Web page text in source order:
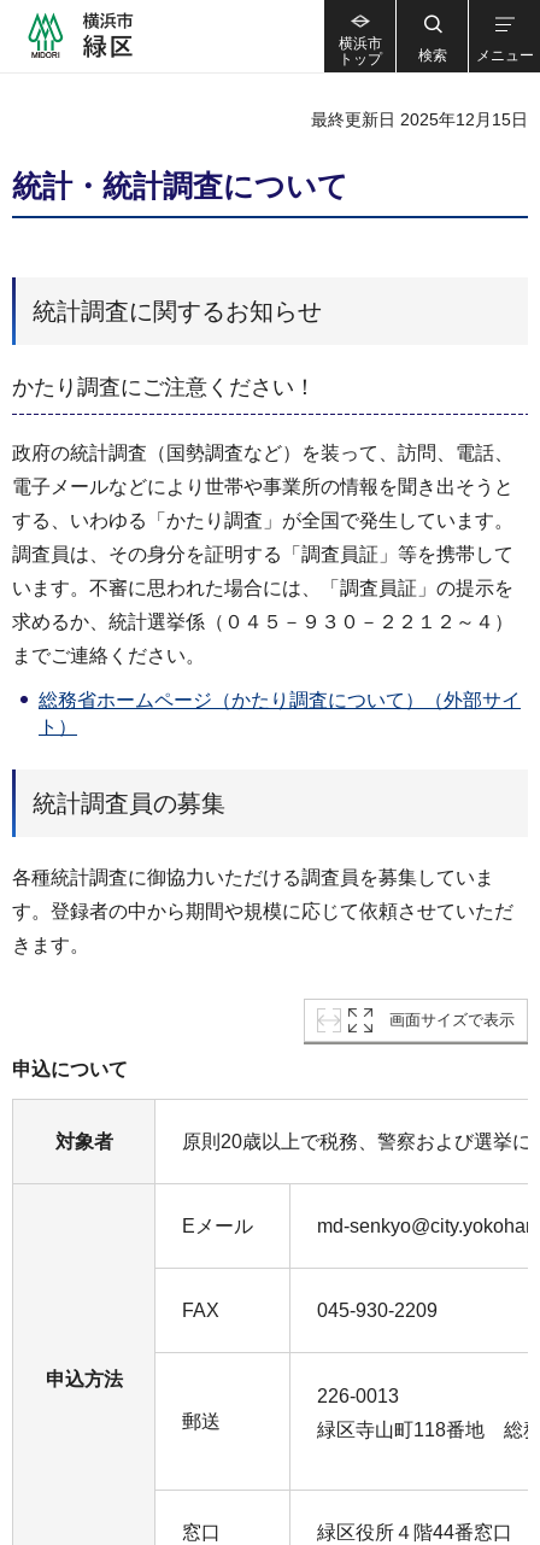
横浜市
トップ
検索 メニュー
最終更新日 2025年12月15日
統計・統計調査について
統計調査に関するお知らせ
かたり調査にご注意ください！
政府の統計調査（国勢調査など）を装って、訪問、電話、
電子メールなどにより世帯や事業所の情報を聞き出そうと
する、いわゆる「かたり調査」が全国で発生しています。
調査員は、その身分を証明する「調査員証」等を携帯して
います。不審に思われた場合には、「調査員証」の提示を
求めるか、統計選挙係（０４５－９３０－２２１２～４）
までご連絡ください。
総務省ホームページ（かたり調査について）（外部サイ
ト）
統計調査員の募集
各種統計調査に御協力いただける調査員を募集していま
す。登録者の中から期間や規模に応じて依頼させていただ
きます。
画面サイズで表示
申込について
対象者 原則20歳以上で税務、警察および選挙に
申込方法
Eメール md-
FAX 045-930-2209
郵送
226-0013
緑区寺山町118番地 総
窓口 緑区役所４階44番窓口